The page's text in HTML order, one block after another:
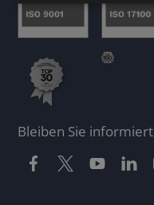
Bleiben Sie informiert